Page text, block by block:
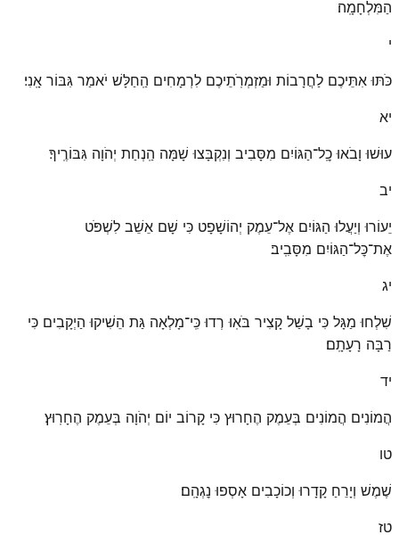
הַמִּלְחָמָֽה׃
י
כֹּתּוּ אִתֵּיכֶם לַחֲרָבוֹת וּמַזְמְרֹֽתֵיכֶם לִרְמָחִים הַֽחַלָּשׁ יֹאמַר גִּבּוֹר אָֽנִי׃
יא
עוּשׁוּ וָבֹאוּ כׇֽל־הַגּוֹיִם מִסָּבִיב וְנִקְבָּצוּ שָׁמָּה הַֽנְחַת יְהֹוָה גִּבּוֹרֶֽיךָ׃
יב
יֵעוֹרוּ וְיַעֲלוּ הַגּוֹיִם אֶל־עֵמֶק יְהוֹשָׁפָט כִּי שָׁם אֵשֵׁב לִשְׁפֹּט
אֶת־כׇּל־הַגּוֹיִם מִסָּבִֽיב׃
יג
שִׁלְחוּ מַגָּל כִּי בָשַׁל קָצִיר בֹּאֽוּ רְדוּ כִּֽי־מָלְאָה גַּת הֵשִׁיקוּ הַיְקָבִים כִּי
רַבָּה רָעָתָֽם׃
יד
הֲמוֹנִים הֲמוֹנִים בְּעֵמֶק הֶחָרוּץ כִּי קָרוֹב יוֹם יְהֹוָה בְּעֵמֶק הֶחָרֽוּץ׃
טו
שֶׁמֶשׁ וְיָרֵחַ קָדָרוּ וְכוֹכָבִים אָסְפוּ נׇגְהָֽם׃
טז